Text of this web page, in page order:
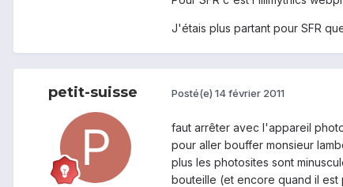
J'étais plus partant pour SFR
petit-suisse Posté(e) 14 février 2011
faut arrêter avec l'appareil
pour aller bouffer monsieur
plus les photosites sont
bouteille (et encore quand il